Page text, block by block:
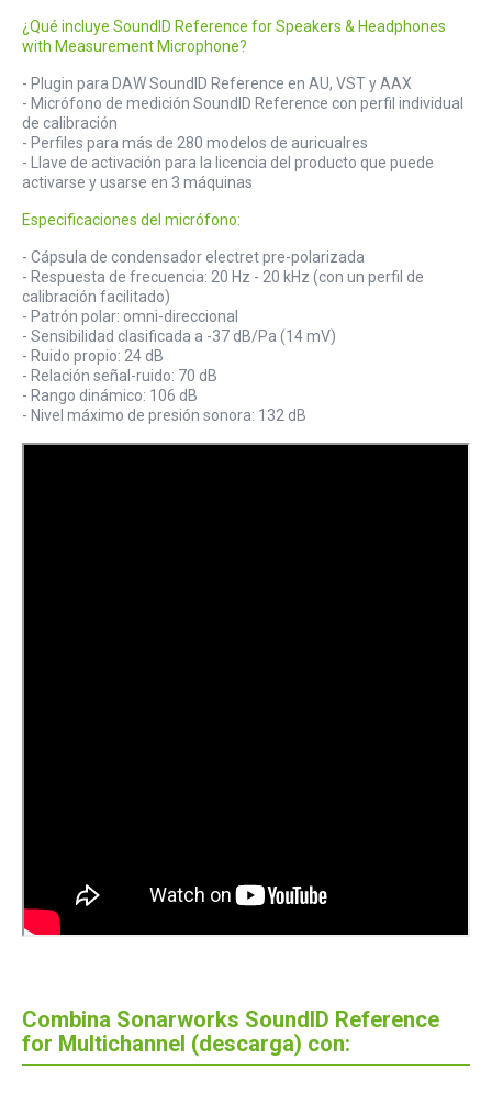
¿Qué incluye SoundID Reference for Speakers & Headphones
with Measurement Microphone?
- Plugin para DAW SoundID Reference en AU, VST y AAX
- Micrófono de medición SoundID Reference con perfil individual
de calibración
- Perfiles para más de 280 modelos de auricualres
- Llave de activación para la licencia del producto que puede
activarse y usarse en 3 máquinas
Especificaciones del micrófono:
- Cápsula de condensador electret pre-polarizada
- Respuesta de frecuencia: 20 Hz - 20 kHz (con un perfil de
calibración facilitado)
- Patrón polar: omni-direccional
- Sensibilidad clasificada a -37 dB/Pa (14 mV)
- Ruido propio: 24 dB
- Relación señal-ruido: 70 dB
- Rango dinámico: 106 dB
- Nivel máximo de presión sonora: 132 dB
Combina Sonarworks SoundID Reference
for Multichannel (descarga) con: